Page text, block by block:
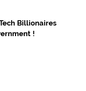
Billionaires
!